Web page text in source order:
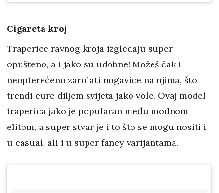
Cigareta kroj
Traperice ravnog kroja izgledaju super
opušteno, a i jako su udobne! Možeš čak i
neopterećeno zarolati nogavice na njima, što
trendi cure diljem svijeta jako vole. Ovaj model
traperica jako je popularan među modnom
elitom, a super stvar je i to što se mogu nositi i
u casual, ali i u super fancy varijantama.